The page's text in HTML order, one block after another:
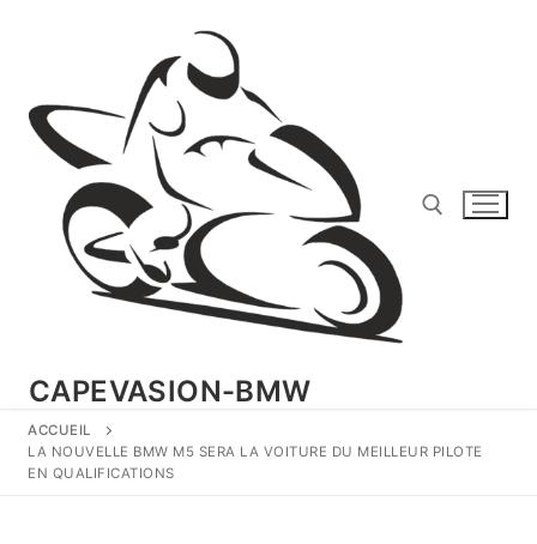
CAPEVASION-BMW
ACCUEIL
LA NOUVELLE BMW M5 SERA LA VOITURE DU MEILLEUR PILOTE
EN QUALIFICATIONS